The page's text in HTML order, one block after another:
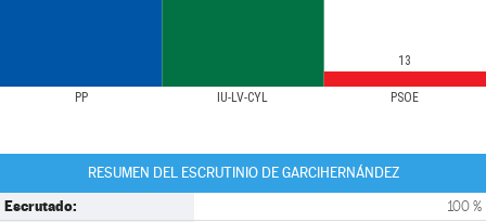
PP IU-LV-CYL PSOE
13
RESUMEN DEL ESCRUTINIO DE GARCIHERNÁNDEZ
Escrutado: 100 %